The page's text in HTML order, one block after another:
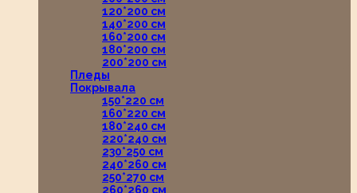
120*200 см
140*200 см
160*200 см
180*200 см
200*200 см
Пледы
Покрывала
150*220 см
160*220 см
180*240 см
220*240 см
230*250 см
240*260 см
250*270 см
260*260 см